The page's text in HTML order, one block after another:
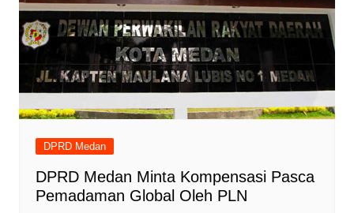
DPRD Medan
DPRD Medan Minta Kompensasi Pasca
Pemadaman Global Oleh PLN